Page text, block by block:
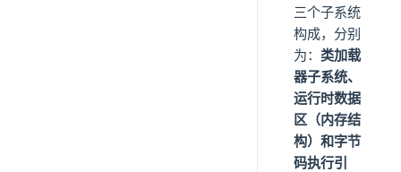
三个子系统
构成，分别
为： 类加载
器子系统、
运行时数据
区（内存结
构）和字节
码执行引